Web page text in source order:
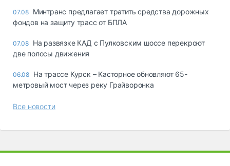
07.08 Минтранс предлагает тратить средства дорожных
фондов на защиту трасс от БПЛА
07.08 На развязке КАД с Пулковским шоссе перекроют
две полосы движения
06.08 На трассе Курск – Касторное обновляют 65-
метровый мост через реку Грайворонка
Все новости